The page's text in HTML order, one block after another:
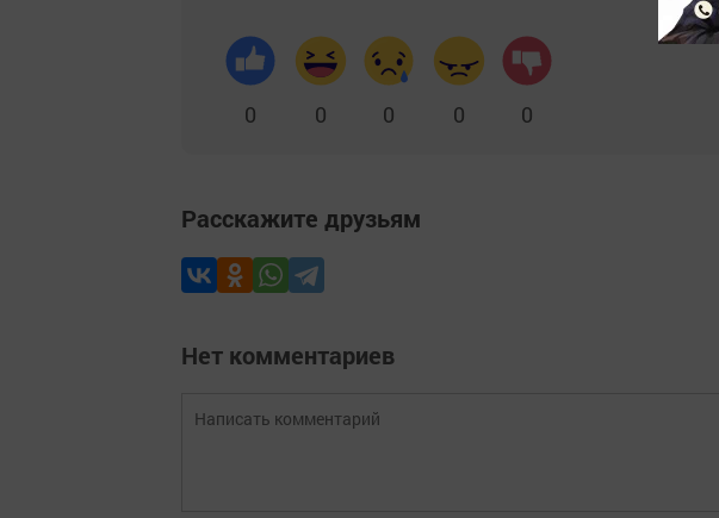
0 0 0 0 0
Расскажите друзьям
Нет комментариев